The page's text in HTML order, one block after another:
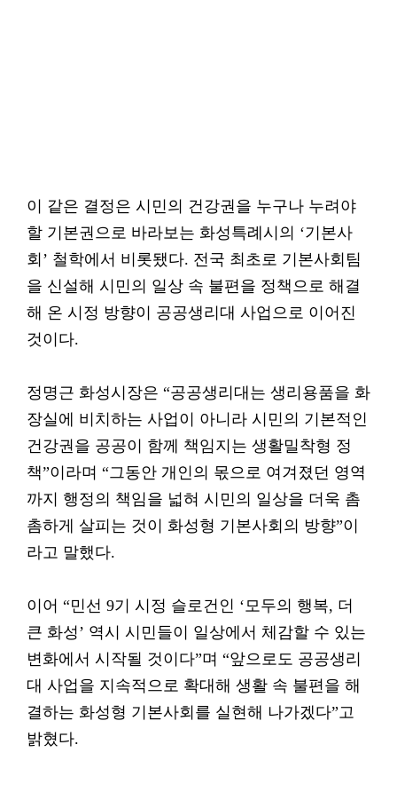
이 같은 결정은 시민의 건강권을 누구나 누려야
할 기본권으로 바라보는 화성특례시의 ‘기본사
회’ 철학에서 비롯됐다. 전국 최초로 기본사회팀
을 신설해 시민의 일상 속 불편을 정책으로 해결
해 온 시정 방향이 공공생리대 사업으로 이어진
것이다.
정명근 화성시장은 “공공생리대는 생리용품을 화
장실에 비치하는 사업이 아니라 시민의 기본적인
건강권을 공공이 함께 책임지는 생활밀착형 정
책”이라며 “그동안 개인의 몫으로 여겨졌던 영역
까지 행정의 책임을 넓혀 시민의 일상을 더욱 촘
촘하게 살피는 것이 화성형 기본사회의 방향”이
라고 말했다.
이어 “민선 9기 시정 슬로건인 ‘모두의 행복, 더
큰 화성’ 역시 시민들이 일상에서 체감할 수 있는
변화에서 시작될 것이다”며 “앞으로도 공공생리
대 사업을 지속적으로 확대해 생활 속 불편을 해
결하는 화성형 기본사회를 실현해 나가겠다”고
밝혔다.